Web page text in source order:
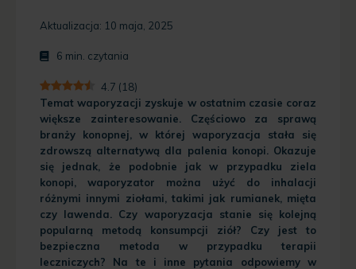
Aktualizacja: 10 maja, 2025
6 min. czytania
4.7 (18)
Temat waporyzacji zyskuje w ostatnim czasie coraz
większe zainteresowanie. Częściowo za sprawą
branży konopnej, w której waporyzacja stała się
zdrowszą alternatywą dla palenia konopi. Okazuje
się jednak, że podobnie jak w przypadku ziela
konopi, waporyzator można użyć do inhalacji
różnymi innymi ziołami, takimi jak rumianek, mięta
czy lawenda. Czy waporyzacja stanie się kolejną
popularną metodą konsumpcji ziół? Czy jest to
bezpieczna metoda w przypadku terapii
leczniczych? Na te i inne pytania odpowiemy w